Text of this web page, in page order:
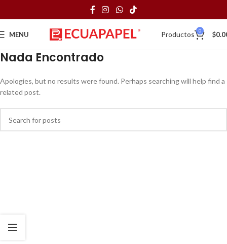
MENU Productos 0 $
Nada Encontrado
Apologies, but no results were found. Perhaps searching will help find a
related post.